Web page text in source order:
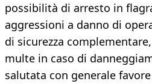
possibilità di arresto in
aggressioni a danno di
di sicurezza
multe in caso di
salutata con generale